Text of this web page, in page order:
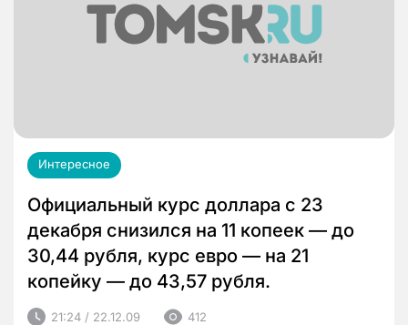
Интересное
Официальный курс доллара с 23
декабря снизился на 11 копеек — до
30,44 рубля, курс евро — на 21
копейку — до 43,57 рубля.
21:24 / 22.12.09 412